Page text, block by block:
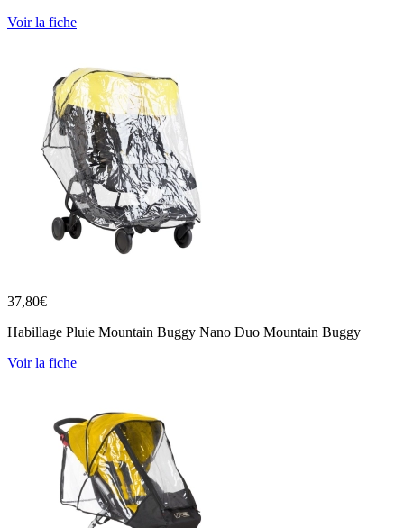
Voir la fiche
37,80€
Habillage Pluie Mountain Buggy Nano Duo Mountain Buggy
Voir la fiche